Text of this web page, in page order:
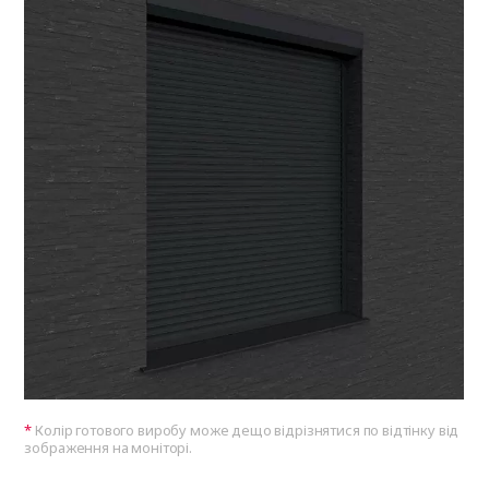
Колір готового виробу може дещо відрізнятися по відтінку від
зображення на моніторі.